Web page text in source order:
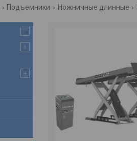
Подъемники Ножничные длинные